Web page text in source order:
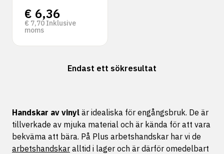
€ 6,36
€ 7,70 Inklusive
moms
Endast ett sökresultat
Handskar av vinyl är idealiska för engångsbruk. De är
tillverkade av mjuka material och är kända för att vara
bekväma att bära. På Plus arbetshandskar har vi de
arbetshandskar alltid i lager och är därför omedelbart